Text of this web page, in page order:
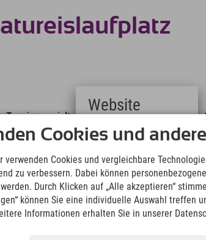
Tennis gespielt wird, im Winter zum
in knapp 5 Minuten in Stumm.
Cookies und
verwenden Cookies und vergleichbare
zu verbessern. Dabei können
Durch Klicken auf „Alle akzeptieren“
können Sie eine individuelle Auswahl treffen
Informationen erhalten Sie in unserer
Website
Deutsch
(German)
English
(English)
Italiano
(Italian)
Čeština
(Czech)